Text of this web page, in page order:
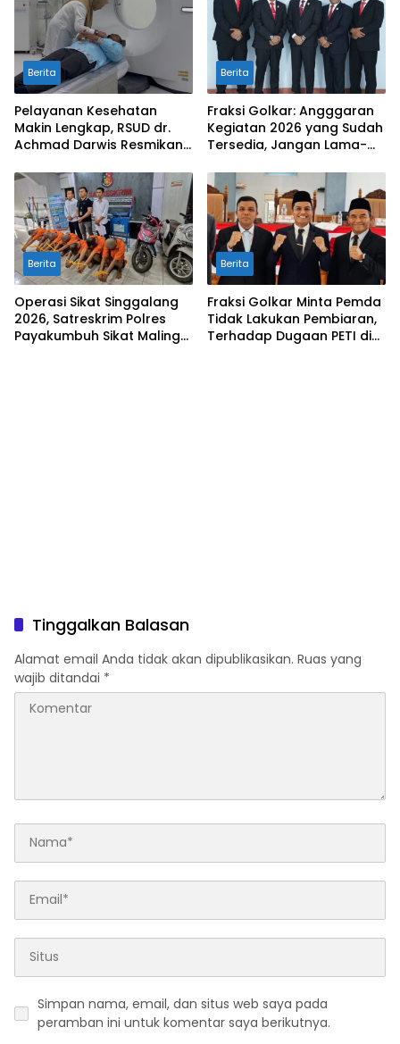
Berita
Pelayanan Kesehatan
Makin Lengkap, RSUD dr.
Achmad Darwis Resmikan
Berita
Fraksi Golkar: Angggaran
Kegiatan 2026 yang Sudah
Tersedia, Jangan Lama-
Daerah
Berita
Operasi Sikat Singgalang
2026, Satreskrim Polres
Payakumbuh Sikat Maling
Berita
Fraksi Golkar Minta Pemda
Tidak Lakukan Pembiaran,
Terhadap Dugaan PETI di
Tinggalkan Balasan
Alamat email Anda tidak akan dipublikasikan. Ruas yang
wajib ditandai *
Simpan nama, email, dan situs web saya pada
peramban ini untuk komentar saya berikutnya.